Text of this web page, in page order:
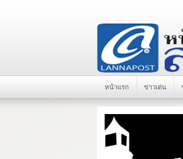
หน้าแรก ข่าวเด่น